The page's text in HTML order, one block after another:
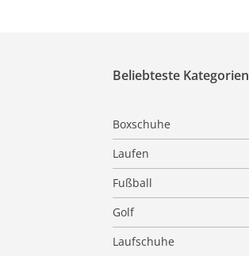
Beliebteste Kategorien
Boxschuhe
Laufen
Fußball
Golf
Laufschuhe